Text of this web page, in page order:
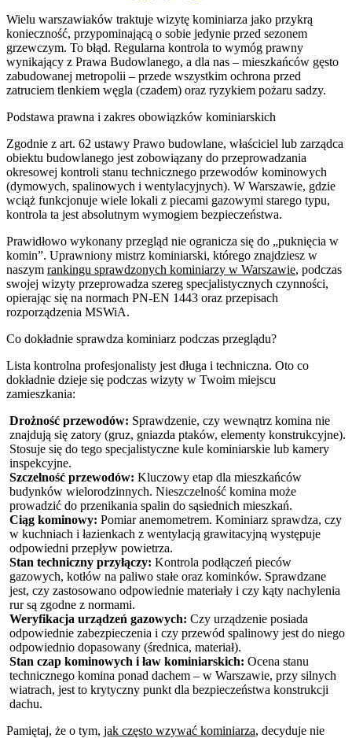
Wielu warszawiaków traktuje wizytę kominiarza jako przykrą
konieczność, przypominającą o sobie jedynie przed sezonem
grzewczym. To błąd. Regularna kontrola to wymóg prawny
wynikający z Prawa Budowlanego, a dla nas – mieszkańców gęsto
zabudowanej metropolii – przede wszystkim ochrona przed
zatruciem tlenkiem węgla (czadem) oraz ryzykiem pożaru sadzy.
Podstawa prawna i zakres obowiązków kominiarskich
Zgodnie z art. 62 ustawy Prawo budowlane, właściciel lub zarządca
obiektu budowlanego jest zobowiązany do przeprowadzania
okresowej kontroli stanu technicznego przewodów kominowych
(dymowych, spalinowych i wentylacyjnych). W Warszawie, gdzie
wciąż funkcjonuje wiele lokali z piecami gazowymi starego typu,
kontrola ta jest absolutnym wymogiem bezpieczeństwa.
Prawidłowo wykonany przegląd nie ogranicza się do „puknięcia w
komin”. Uprawniony mistrz kominiarski, którego znajdziesz w
naszym rankingu sprawdzonych kominiarzy w Warszawie, podczas
swojej wizyty przeprowadza szereg specjalistycznych czynności,
opierając się na normach PN-EN 1443 oraz przepisach
rozporządzenia MSWiA.
Co dokładnie sprawdza kominiarz podczas przeglądu?
Lista kontrolna profesjonalisty jest długa i techniczna. Oto co
dokładnie dzieje się podczas wizyty w Twoim miejscu
zamieszkania:
Drożność przewodów: Sprawdzenie, czy wewnątrz komina nie
znajdują się zatory (gruz, gniazda ptaków, elementy konstrukcyjne).
Stosuje się do tego specjalistyczne kule kominiarskie lub kamery
inspekcyjne.
Szczelność przewodów: Kluczowy etap dla mieszkańców
budynków wielorodzinnych. Nieszczelność komina może
prowadzić do przenikania spalin do sąsiednich mieszkań.
Ciąg kominowy: Pomiar anemometrem. Kominiarz sprawdza, czy
w kuchniach i łazienkach z wentylacją grawitacyjną występuje
odpowiedni przepływ powietrza.
Stan techniczny przyłączy: Kontrola podłączeń pieców
gazowych, kotłów na paliwo stałe oraz kominków. Sprawdzane
jest, czy zastosowano odpowiednie materiały i czy kąty nachylenia
rur są zgodne z normami.
Weryfikacja urządzeń gazowych: Czy urządzenie posiada
odpowiednie zabezpieczenia i czy przewód spalinowy jest do niego
odpowiednio dopasowany (średnica, materiał).
Stan czap kominowych i ław kominiarskich: Ocena stanu
technicznego komina ponad dachem – w Warszawie, przy silnych
wiatrach, jest to krytyczny punkt dla bezpieczeństwa konstrukcji
dachu.
Pamiętaj, że o tym, jak często wzywać kominiarza, decyduje nie